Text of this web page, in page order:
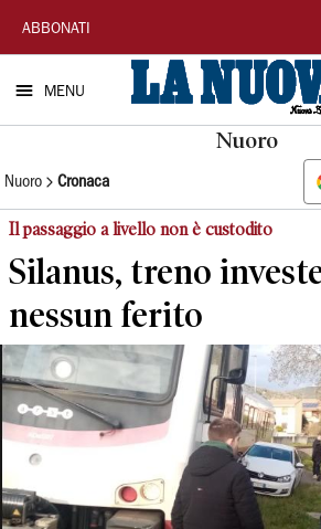
La
Nuova
Sardegna
ABBONATI
MENU
Nuoro
Nuoro Cronaca
Il passaggio a livello non è custodito
Silanus, treno
nessun ferito